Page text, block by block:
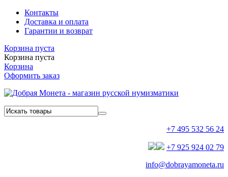
Контакты
Доставка и оплата
Гарантии и возврат
Корзина пуста
Корзина пуста
Корзина
Оформить заказ
+7 495 532 56 24
+7 925 924 02 79
info@dobrayamoneta.ru